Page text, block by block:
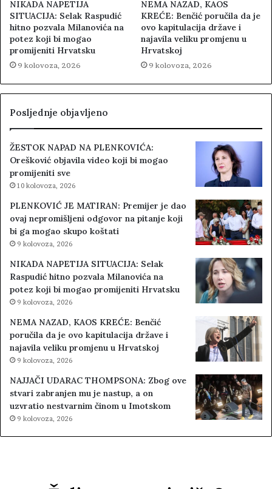
NIKADA NAPETIJA
SITUACIJA: Selak Raspudić
hitno pozvala Milanovića na
potez koji bi mogao
promijeniti Hrvatsku
9 kolovoza, 2026
NEMA NAZAD, KAOS
KREĆE: Benčić poručila da je
ovo kapitulacija države i
najavila veliku promjenu u
Hrvatskoj
9 kolovoza, 2026
Posljednje objavljeno
ŽESTOK NAPAD NA PLENKOVIĆA:
Orešković objavila video koji bi mogao
promijeniti sve
10 kolovoza, 2026
PLENKOVIĆ JE MATIRAN: Premijer je dao
ovaj nepromišljeni odgovor na pitanje koji
bi ga mogao skupo koštati
9 kolovoza, 2026
NIKADA NAPETIJA SITUACIJA: Selak
Raspudić hitno pozvala Milanovića na
potez koji bi mogao promijeniti Hrvatsku
9 kolovoza, 2026
NEMA NAZAD, KAOS KREĆE: Benčić
poručila da je ovo kapitulacija države i
najavila veliku promjenu u Hrvatskoj
9 kolovoza, 2026
NAJJAČI UDARAC THOMPSONA: Zbog ove
stvari zabranjen mu je nastup, a on
uzvratio nestvarnim činom u Imotskom
9 kolovoza, 2026